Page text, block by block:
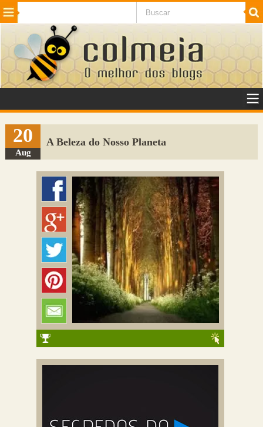
Beleza Cinema e TV
Internet Jogos NotÃ­cias SaÃºde
VeÃ­culos Adulto
Sugerir Link
Adicionar Blog
Colmeia Exchange
Perguntas Frequentes
20
Aug
A Beleza do Nosso Planeta